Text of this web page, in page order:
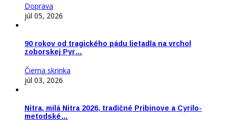
Doprava
júl 05, 2026
90 rokov od tragického pádu lietadla na vrchol
zoborskej Pyr…
Čierna skrinka
júl 03, 2026
Nitra, milá Nitra 2026, tradičné Pribinove a Cyrilo-
metodské…